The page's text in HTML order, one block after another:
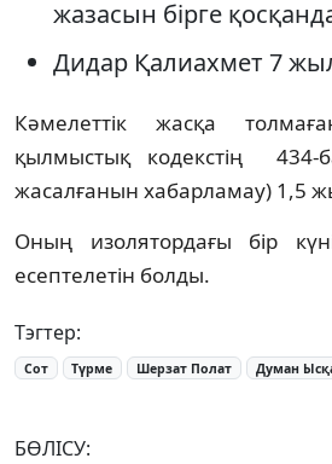
жазасын бірге
Дидар Қалиахмет 7
Кәмелеттік жасқа
қылмыстық кодекстің
жасалғанын хабарламау) 1,5
Оның изолятордағы бір
есептелетін болды.
Тэгтер:
Сот Түрме Шерзат Полат Думан
БӨЛІСУ: